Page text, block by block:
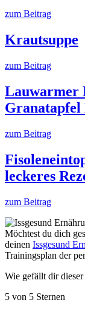
zum Beitrag
Krautsuppe
zum Beitrag
Lauwarmer
Granatapfel
zum Beitrag
leckeres
zum Beitrag
Möchtest du dich
deinen Issgesund
Trainingsplan der
Wie gefällt dir
5 von 5 Sternen